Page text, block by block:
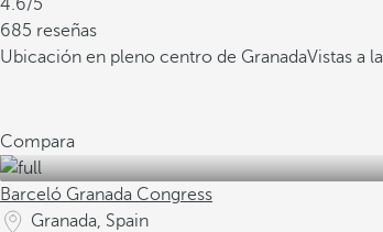
4.6/5
685 reseñas
Ubicación en pleno centro de GranadaVistas a
Compara
Barceló Granada Congress
Granada, Spain